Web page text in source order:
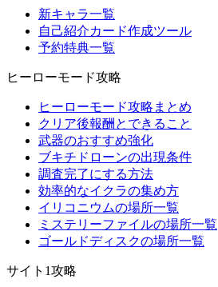
新キャラ一覧
自己紹介カード作成ツール
予約特典一覧
ヒーローモード攻略
ヒーローモード攻略まとめ
クリア後報酬とできること
武器のおすすめ強化
ブキチドローンの出現条件
調査完了にする方法
効率的なイクラの集め方
イリコニウムの場所一覧
ミステリーファイルの場所一覧
ゴールドディスクの場所一覧
サイト1攻略